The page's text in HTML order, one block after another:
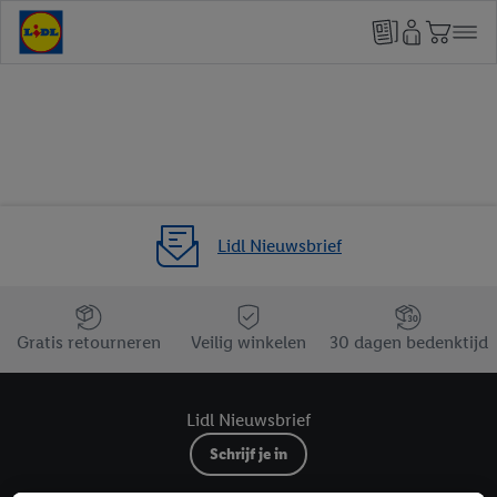
Lidl Nieuwsbrief
Jouw voordelen bij ons als Lidl webshop klant
Gratis retourneren
Veilig winkelen 30 dagen bedenktijd
Lidl Nieuwsbrief
Schrijf je in